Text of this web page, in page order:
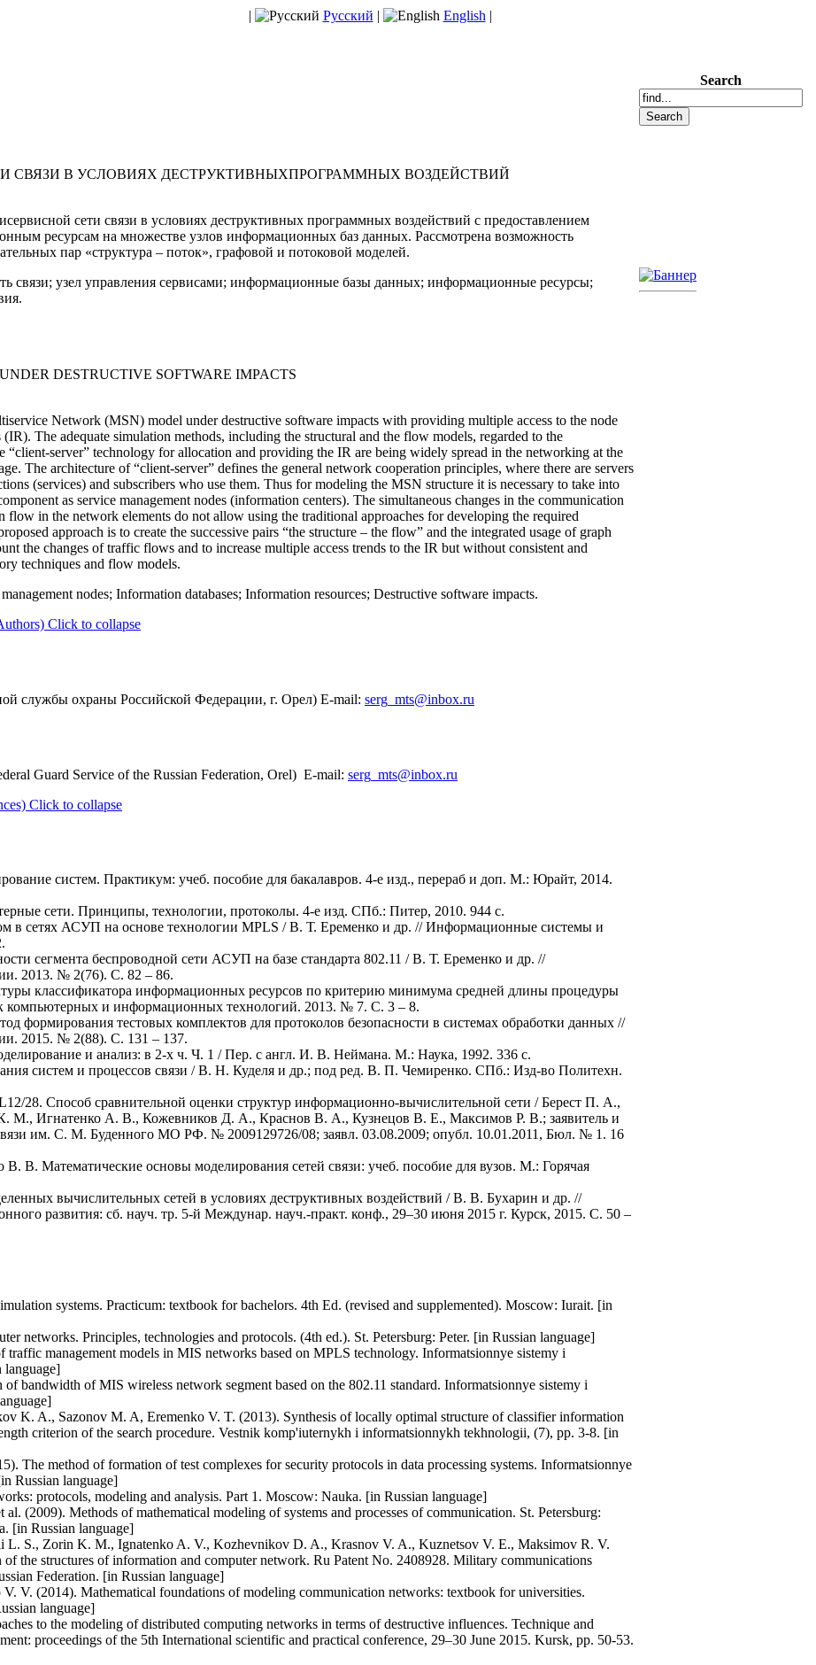
| Русский | English |
СВЯЗИ В УСЛОВИЯХ ДЕСТРУКТИВНЫХПРОГРАММНЫХ ВОЗДЕЙСТВИЙ
сети связи в условиях деструктивных программных воздействий с предоставлением
ресурсам на множестве узлов информационных баз данных. Рассмотрена возможность
пар «структура – поток», графовой и потоковой моделей.
связи; узел управления сервисами; информационные базы данных; информационные ресурсы;
DESTRUCTIVE SOFTWARE IMPACTS
Network (MSN) model under destructive software impacts with providing multiple access to the node
The adequate simulation methods, including the structural and the flow models, regarded to the
“client-server” technology for allocation and providing the IR are being widely spread in the networking at the
The architecture of “client-server” defines the general network cooperation principles, where there are servers
(services) and subscribers who use them. Thus for modeling the MSN structure it is necessary to take into
as service management nodes (information centers). The simultaneous changes in the communication
flow in the network elements do not allow using the traditional approaches for developing the required
approach is to create the successive pairs “the structure – the flow” and the integrated usage of graph
the changes of traffic flows and to increase multiple access trends to the IR but without consistent and
techniques and flow models.
nodes; Information databases; Information resources; Destructive software impacts.
Click to collapse
службы охраны Российской Федерации, г. Орел) E-mail: serg_mts@inbox.ru
Guard Service of the Russian Federation, Orel) E-mail: serg_mts@inbox.ru
Click to collapse
систем. Практикум: учеб. пособие для бакалавров. 4-е изд., перераб и доп. М.: Юрайт, 2014.
сети. Принципы, технологии, протоколы. 4-е изд. СПб.: Питер, 2010. 944 с.
в сетях АСУП на основе технологии MPLS / В. Т. Еременко и др. // Информационные системы и
сегмента беспроводной сети АСУП на базе стандарта 802.11 / В. Т. Еременко и др. //
2013. № 2(76). С. 82 – 86.
классификатора информационных ресурсов по критерию минимума средней длины процедуры
компьютерных и информационных технологий. 2013. № 7. С. 3 – 8.
формирования тестовых комплектов для протоколов безопасности в системах обработки данных //
2015. № 2(88). С. 131 – 137.
и анализ: в 2-х ч. Ч. 1 / Пер. с англ. И. В. Неймана. М.: Наука, 1992. 336 с.
систем и процессов связи / В. Н. Куделя и др.; под ред. В. П. Чемиренко. СПб.: Изд-во Политехн.
28. Способ сравнительной оценки структур информационно-вычислительной сети / Берест П. А.,
М., Игнатенко А. В., Кожевников Д. А., Краснов В. А., Кузнецов В. Е., Максимов Р. В.; заявитель и
им. С. М. Буденного МО РФ. № 2009129726/08; заявл. 03.08.2009; опубл. 10.01.2011, Бюл. № 1. 16
В. Математические основы моделирования сетей связи: учеб. пособие для вузов. М.: Горячая
вычислительных сетей в условиях деструктивных воздействий / В. В. Бухарин и др. //
развития: сб. науч. тр. 5-й Междунар. науч.-практ. конф., 29–30 июня 2015 г. Курск, 2015. С. 50 –
systems. Practicum: textbook for bachelors. 4th Ed. (revised and supplemented). Moscow: Iurait. [in
networks. Principles, technologies and protocols. (4th ed.). St. Petersburg: Peter. [in Russian language]
management models in MIS networks based on MPLS technology. Informatsionnye sistemy i
language]
bandwidth of MIS wireless network segment based on the 802.11 standard. Informatsionnye sistemy i
K. A., Sazonov M. A, Eremenko V. T. (2013). Synthesis of locally optimal structure of classifier information
criterion of the search procedure. Vestnik komp'iuternykh i informatsionnykh tekhnologii, (7), pp. 3-8. [in
The method of formation of test complexes for security protocols in data processing systems. Informatsionnye
Russian language]
protocols, modeling and analysis. Part 1. Moscow: Nauka. [in Russian language]
(2009). Methods of mathematical modeling of systems and processes of communication. St. Petersburg:
[in Russian language]
L. S., Zorin K. M., Ignatenko A. V., Kozhevnikov D. A., Krasnov V. A., Kuznetsov V. E., Maksimov R. V.
the structures of information and computer network. Ru Patent No. 2408928. Military communications
Federation. [in Russian language]
V. (2014). Mathematical foundations of modeling communication networks: textbook for universities.
language]
to the modeling of distributed computing networks in terms of destructive influences. Technique and
proceedings of the 5th International scientific and practical conference, 29–30 June 2015. Kursk, pp. 50-53.
Search